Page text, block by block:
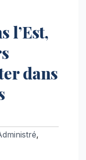
l’Est,
dans
,